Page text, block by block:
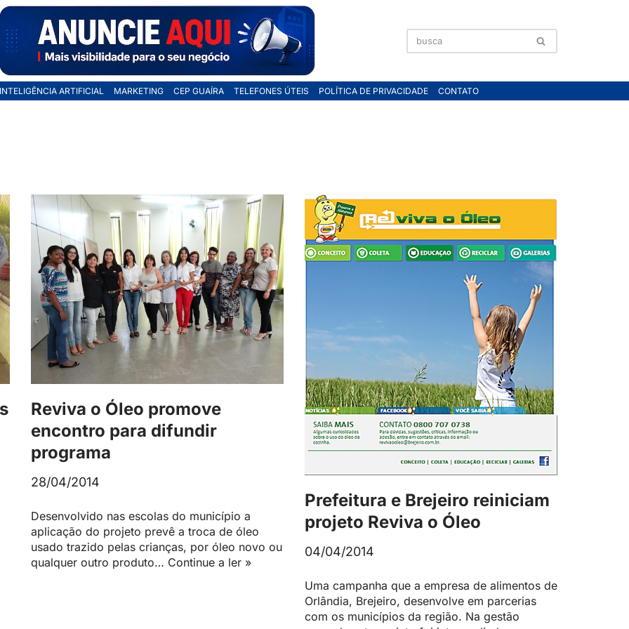
INTELIGÊNCIA ARTIFICIAL MARKETING CEP GUAÍRA TELEFONES ÚTEIS POLÍTICA DE PRIVACIDADE CONTATO
Reviva o Óleo promove
encontro para difundir
programa
28/04/2014
Desenvolvido nas escolas do município a
aplicação do projeto prevê a troca de óleo
usado trazido pelas crianças, por óleo novo ou
qualquer outro produto… Continue a ler »
Prefeitura e Brejeiro reiniciam
projeto Reviva o Óleo
04/04/2014
Uma campanha que a empresa de alimentos de
Orlândia, Brejeiro, desenvolve em parcerias
com os municípios da região. Na gestão